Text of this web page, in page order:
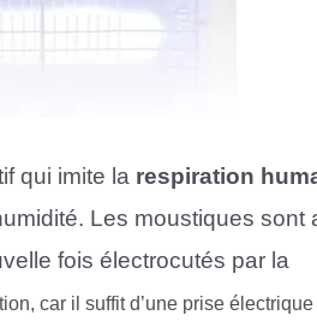
qui imite la respiration
Les moustiques sont
fois électrocutés par la
car il suffit d’une prise